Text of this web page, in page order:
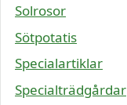
Solrosor
Sötpotatis
Specialartiklar
Specialträdgårdar